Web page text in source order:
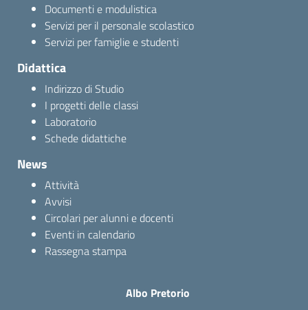
Documenti e modulistica
Servizi per il personale scolastico
Servizi per famiglie e studenti
Didattica
Indirizzo di Studio
I progetti delle classi
Laboratorio
Schede didattiche
News
Attività
Avvisi
Circolari per alunni e docenti
Eventi in calendario
Rassegna stampa
Albo Pretorio